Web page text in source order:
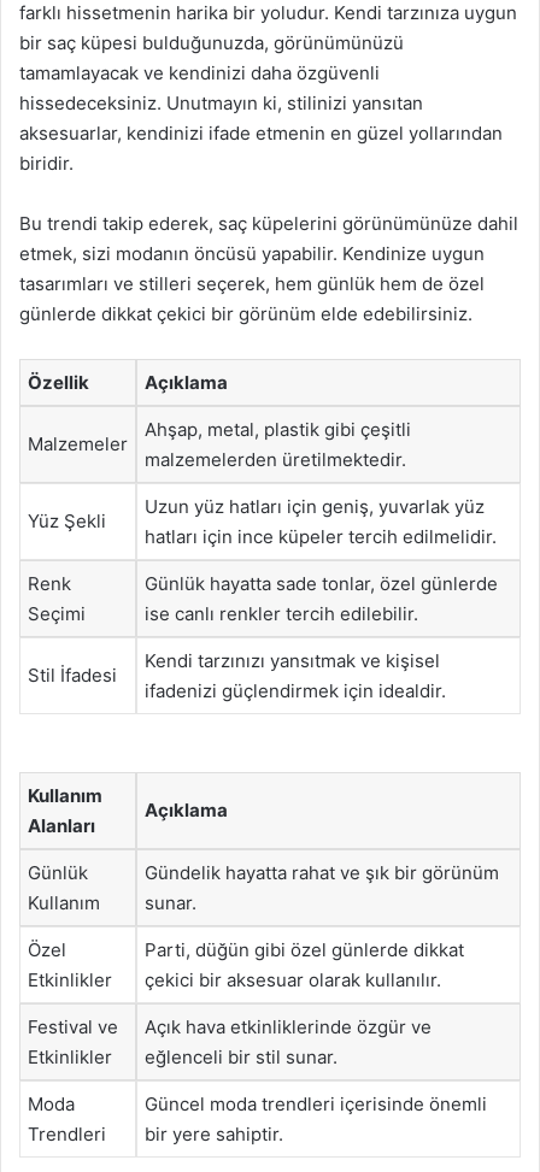
farklı hissetmenin harika bir yoludur. Kendi tarzınıza uygun
bir saç küpesi bulduğunuzda, görünümünüzü
tamamlayacak ve kendinizi daha özgüvenli
hissedeceksiniz. Unutmayın ki, stilinizi yansıtan
aksesuarlar, kendinizi ifade etmenin en güzel yollarından
biridir.
Bu trendi takip ederek, saç küpelerini görünümünüze dahil
etmek, sizi modanın öncüsü yapabilir. Kendinize uygun
tasarımları ve stilleri seçerek, hem günlük hem de özel
günlerde dikkat çekici bir görünüm elde edebilirsiniz.
Özellik Açıklama
Malzemeler
Ahşap, metal, plastik gibi çeşitli
malzemelerden üretilmektedir.
Yüz Şekli
Uzun yüz hatları için geniş, yuvarlak yüz
hatları için ince küpeler tercih edilmelidir.
Renk
Seçimi
Günlük hayatta sade tonlar, özel günlerde
ise canlı renkler tercih edilebilir.
Stil İfadesi
Kendi tarzınızı yansıtmak ve kişisel
ifadenizi güçlendirmek için idealdir.
Kullanım
Alanları
Açıklama
Günlük
Kullanım
Gündelik hayatta rahat ve şık bir görünüm
sunar.
Özel
Etkinlikler
Parti, düğün gibi özel günlerde dikkat
çekici bir aksesuar olarak kullanılır.
Festival ve
Etkinlikler
Açık hava etkinliklerinde özgür ve
eğlenceli bir stil sunar.
Moda
Trendleri
Güncel moda trendleri içerisinde önemli
bir yere sahiptir.